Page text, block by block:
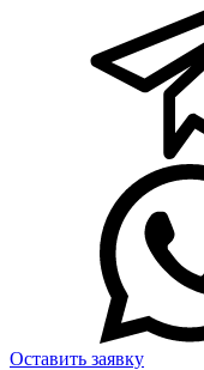
Оставить заявку